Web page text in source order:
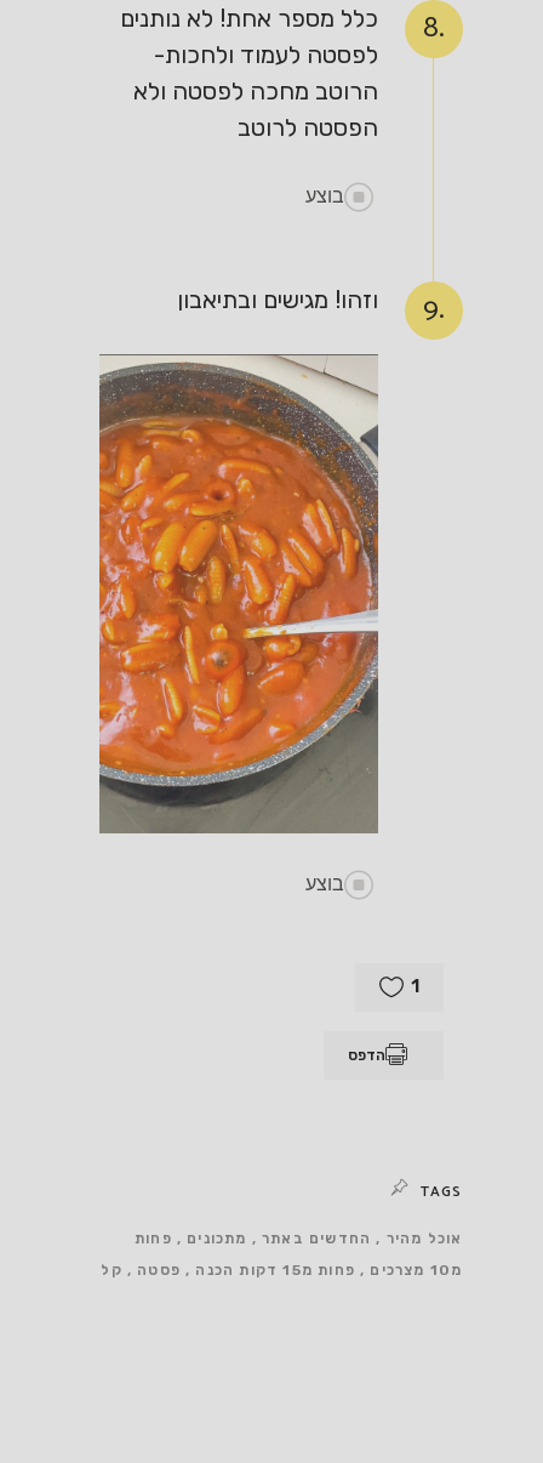
8.
כלל מספר אחת! לא נותנים
לפסטה לעמוד ולחכות-
הרוטב מחכה לפסטה ולא
הפסטה לרוטב
בוצע
9. וזהו! מגישים ובתיאבון
בוצע
1
הדפס
TAGS
אוכל מהיר החדשים באתר מתכונים
פחות
מ10 מצרכים
פחות מ15 דקות הכנה פסטה קל